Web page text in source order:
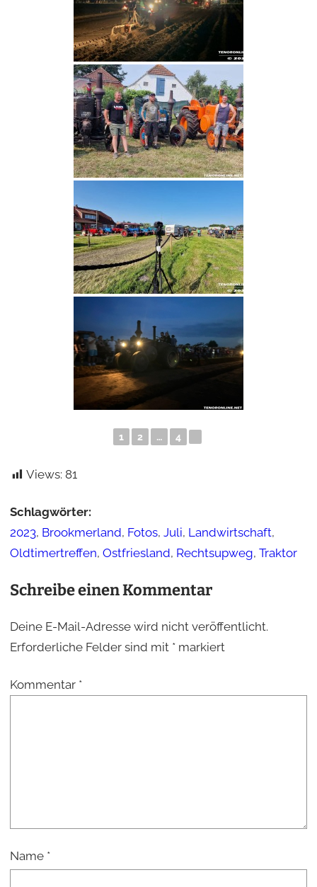
1 2 … 4
Views: 81
Schlagwörter:
2023, Brookmerland, Fotos, Juli, Landwirtschaft,
Oldtimertreffen, Ostfriesland, Rechtsupweg, Traktor
Schreibe einen Kommentar
Deine E-Mail-Adresse wird nicht veröffentlicht.
Erforderliche Felder sind mit *markiert
Kommentar *
Name *